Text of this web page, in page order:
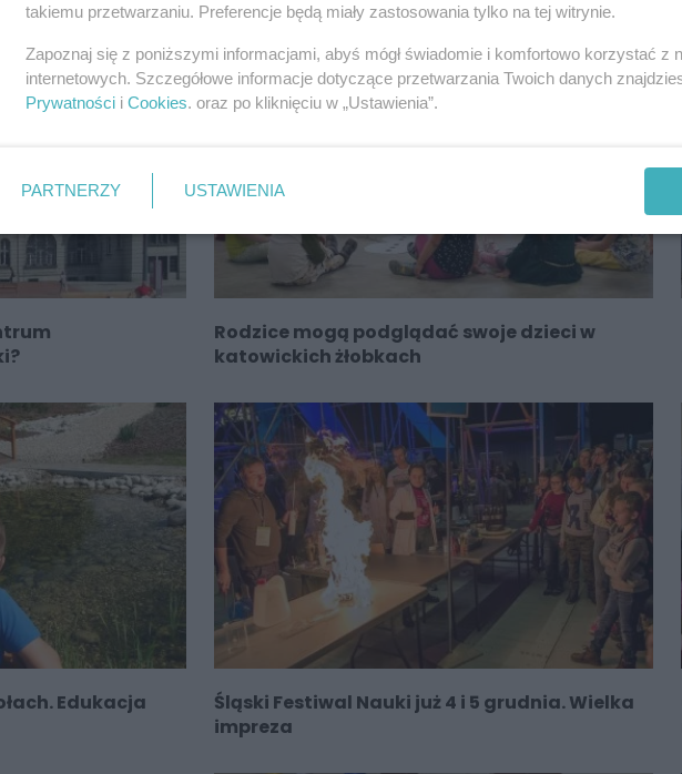
Rodzice mogą podglądać swoje dzieci w
katowickich żłobkach
Edukacja
Śląski Festiwal Nauki już 4 i 5 grudnia. Wielka
impreza
takiemu przetwarzaniu. Preferencje będą miały zastosowania tylko na tej witrynie.
Zapoznaj się z poniższymi informacjami, abyś mógł świadomie i komfortowo korzystać z
internetowych. Szczegółowe informacje dotyczące przetwarzania Twoich danych
Prywatności i Cookies. oraz po kliknięciu w „Ustawienia”.
PARTNERZY USTAWIENIA